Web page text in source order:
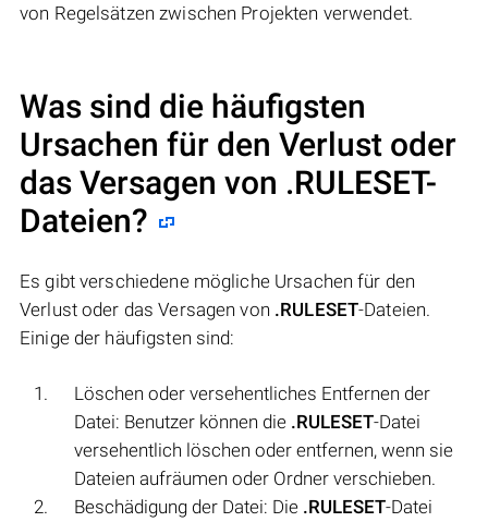
von Regelsätzen zwischen Projekten verwendet.
Was sind die häufigsten
Ursachen für den Verlust oder
das Versagen von .RULESET-
Dateien?
Es gibt verschiedene mögliche Ursachen für den
Verlust oder das Versagen von .RULESET-Dateien.
Einige der häufigsten sind:
Löschen oder versehentliches Entfernen der
Datei: Benutzer können die .RULESET-Datei
versehentlich löschen oder entfernen, wenn sie
Dateien aufräumen oder Ordner verschieben.
Beschädigung der Datei: Die .RULESET-Datei